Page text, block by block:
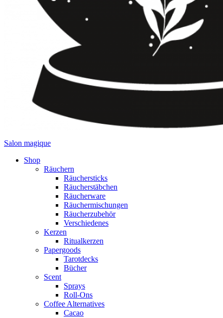
Salon magique
Shop
Räuchern
Räuchersticks
Räucherstäbchen
Räucherware
Räuchermischungen
Räucherzubehör
Verschiedenes
Kerzen
Ritualkerzen
Papergoods
Tarotdecks
Bücher
Scent
Sprays
Roll-Ons
Coffee Alternatives
Cacao